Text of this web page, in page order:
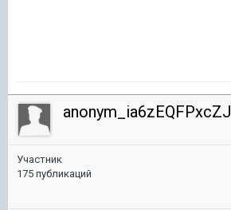
anonym_ia6zEQFPxcZJ
Участник
175 публикаций